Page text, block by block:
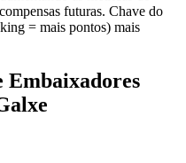
futuras. Chave do
= mais pontos) mais
Embaixadores